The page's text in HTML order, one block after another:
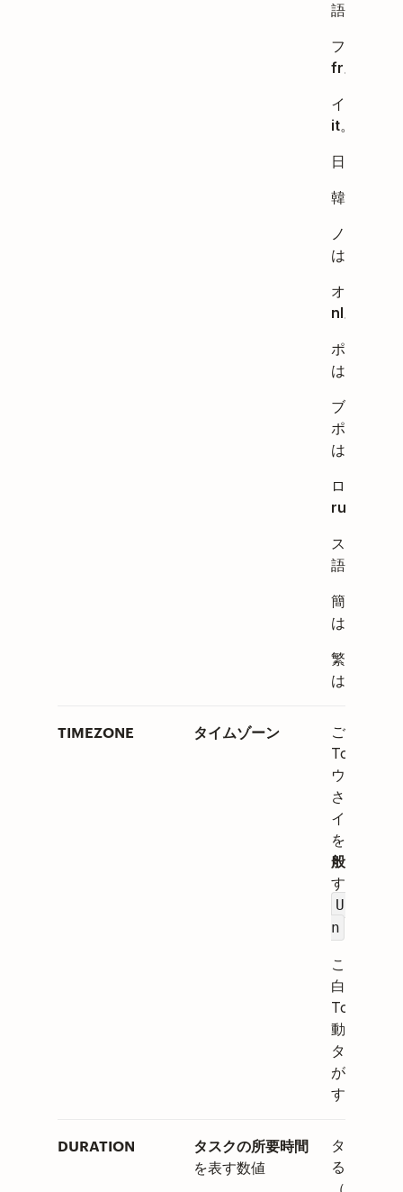
語は
フランス
fr。
イタリア
it。
日本語は
韓国語は
ノルウェ
は
オランダ
nl。
ポーラン
は
ブラジリ
ポルトガ
は
ロシア語は
ru
スウェー
語は
簡体字中
は
繁体字中
は
TIMEZONE タイムゾーン
ご利用の
Todoist ア
ウントに
されてい
イムゾーン
を、
般
す（例：
US/
n
このセル
白にする
Todoist が
動で認識
タイムゾ
が適用さ
す。
DURATION タスクの所要時間
を表す数値
タスクに
る想定時間
（分）を